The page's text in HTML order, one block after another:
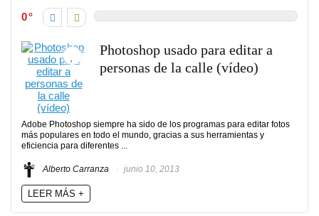
0
Photoshop usado para editar a
personas de la calle (vídeo)
Adobe Photoshop siempre ha sido de los programas para editar fotos
más populares en todo el mundo, gracias a sus herramientas y
eficiencia para diferentes ...
Alberto Carranza junio 10, 2013
LEER MÁS +